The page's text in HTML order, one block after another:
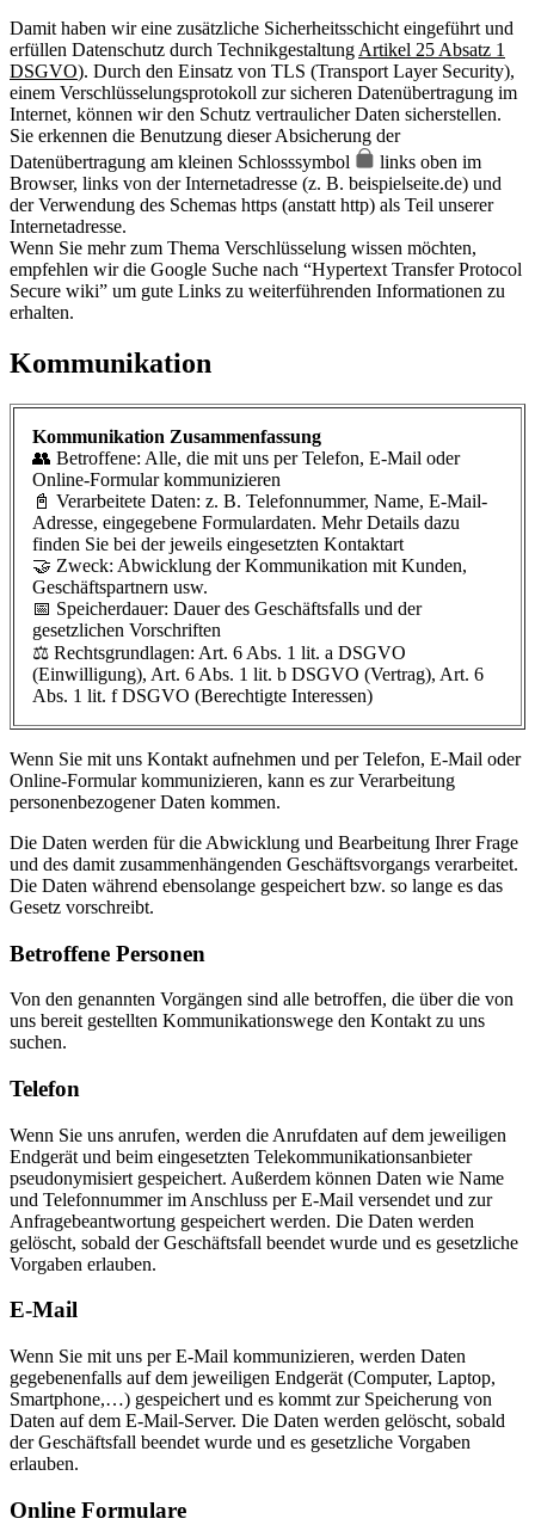
Damit haben wir eine zusätzliche Sicherheitsschicht eingeführt und
erfüllen Datenschutz durch Technikgestaltung Artikel 25 Absatz 1
DSGVO). Durch den Einsatz von TLS (Transport Layer Security),
einem Verschlüsselungsprotokoll zur sicheren Datenübertragung im
Internet, können wir den Schutz vertraulicher Daten sicherstellen.
Sie erkennen die Benutzung dieser Absicherung der
Datenübertragung am kleinen Schlosssymbol
links oben im
Browser, links von der Internetadresse (z. B. beispielseite.de) und
der Verwendung des Schemas https (anstatt http) als Teil unserer
Internetadresse.
Wenn Sie mehr zum Thema Verschlüsselung wissen möchten,
empfehlen wir die Google Suche nach “Hypertext Transfer Protocol
Secure wiki” um gute Links zu weiterführenden Informationen zu
erhalten.
Kommunikation
Kommunikation Zusammenfassung
👥 Betroffene: Alle, die mit uns per Telefon, E-Mail oder
Online-Formular kommunizieren
📓 Verarbeitete Daten: z. B. Telefonnummer, Name, E-Mail-
Adresse, eingegebene Formulardaten. Mehr Details dazu
finden Sie bei der jeweils eingesetzten Kontaktart
🤝 Zweck: Abwicklung der Kommunikation mit Kunden,
Geschäftspartnern usw.
📅 Speicherdauer: Dauer des Geschäftsfalls und der
gesetzlichen Vorschriften
⚖️ Rechtsgrundlagen: Art. 6 Abs. 1 lit. a DSGVO
(Einwilligung), Art. 6 Abs. 1 lit. b DSGVO (Vertrag), Art. 6
Abs. 1 lit. f DSGVO (Berechtigte Interessen)
Wenn Sie mit uns Kontakt aufnehmen und per Telefon, E-Mail oder
Online-Formular kommunizieren, kann es zur Verarbeitung
personenbezogener Daten kommen.
Die Daten werden für die Abwicklung und Bearbeitung Ihrer Frage
und des damit zusammenhängenden Geschäftsvorgangs verarbeitet.
Die Daten während ebensolange gespeichert bzw. so lange es das
Gesetz vorschreibt.
Betroffene Personen
Von den genannten Vorgängen sind alle betroffen, die über die von
uns bereit gestellten Kommunikationswege den Kontakt zu uns
suchen.
Telefon
Wenn Sie uns anrufen, werden die Anrufdaten auf dem jeweiligen
Endgerät und beim eingesetzten Telekommunikationsanbieter
pseudonymisiert gespeichert. Außerdem können Daten wie Name
und Telefonnummer im Anschluss per E-Mail versendet und zur
Anfragebeantwortung gespeichert werden. Die Daten werden
gelöscht, sobald der Geschäftsfall beendet wurde und es gesetzliche
Vorgaben erlauben.
E-Mail
Wenn Sie mit uns per E-Mail kommunizieren, werden Daten
gegebenenfalls auf dem jeweiligen Endgerät (Computer, Laptop,
Smartphone,…) gespeichert und es kommt zur Speicherung von
Daten auf dem E-Mail-Server. Die Daten werden gelöscht, sobald
der Geschäftsfall beendet wurde und es gesetzliche Vorgaben
erlauben.
Online Formulare